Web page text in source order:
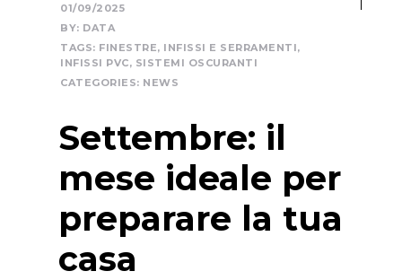
01/09/2025
BY: DATA
TAGS: FINESTRE, INFISSI E SERRAMENTI,
INFISSI PVC, SISTEMI OSCURANTI
CATEGORIES: NEWS
Settembre: il
mese ideale per
preparare la tua
casa